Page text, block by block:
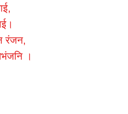
रंजन,
।